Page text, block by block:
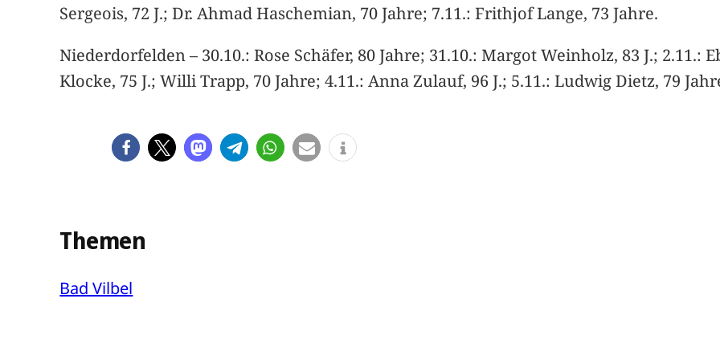
Sergeois, 72 J.; Dr. Ahmad Haschemian, 70 Jahre; 7.11.: Frithjof Lange, 73 Jahre.
Niederdorfelden – 30.10.: Rose Schäfer, 80 Jahre; 31.10.: Margot Weinholz, 83 J.; 2.11.:
Klocke, 75 J.; Willi Trapp, 70 Jahre; 4.11.: Anna Zulauf, 96 J.; 5.11.: Ludwig Dietz, 79
Themen
Bad Vilbel